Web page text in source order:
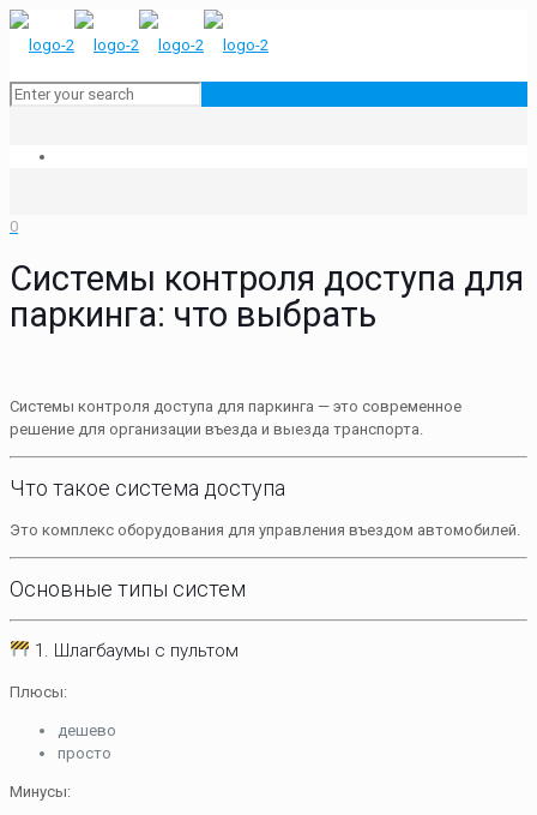
0
Системы контроля доступа для
паркинга: что выбрать
Системы контроля доступа для паркинга — это современное
решение для организации въезда и выезда транспорта.
Что такое система доступа
Это комплекс оборудования для управления въездом автомобилей.
Основные типы систем
1. Шлагбаумы с пультом
Плюсы:
дешево
просто
Минусы: